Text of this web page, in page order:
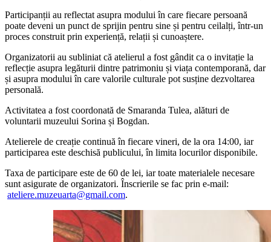
Participanții au reflectat asupra modului în care fiecare persoană
poate deveni un punct de sprijin pentru sine și pentru ceilalți, într-un
proces construit prin experiență, relații și cunoaștere.
Organizatorii au subliniat că atelierul a fost gândit ca o invitație la
reflecție asupra legăturii dintre patrimoniu și viața contemporană, dar
și asupra modului în care valorile culturale pot susține dezvoltarea
personală.
Activitatea a fost coordonată de Smaranda Tulea, alături de
voluntarii muzeului Sorina și Bogdan.
Atelierele de creație continuă în fiecare vineri, de la ora 14:00, iar
participarea este deschisă publicului, în limita locurilor disponibile.
Taxa de participare este de 60 de lei, iar toate materialele necesare
sunt asigurate de organizatori. Înscrierile se fac prin e-mail:
ateliere.muzeuarta@gmail.com.